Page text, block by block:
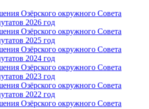
Озёрского окружного Совета
2026 год
Озёрского окружного Совета
2025 год
Озёрского окружного Совета
2024 год
Озёрского окружного Совета
2023 год
Озёрского окружного Совета
2022 год
Озёрского окружного Совета